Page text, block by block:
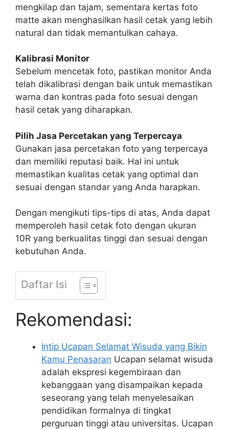
mengkilap dan tajam, sementara kertas foto
matte akan menghasilkan hasil cetak yang lebih
natural dan tidak memantulkan cahaya.
Kalibrasi Monitor
Sebelum mencetak foto, pastikan monitor Anda
telah dikalibrasi dengan baik untuk memastikan
warna dan kontras pada foto sesuai dengan
hasil cetak yang diharapkan.
Pilih Jasa Percetakan yang Terpercaya
Gunakan jasa percetakan foto yang terpercaya
dan memiliki reputasi baik. Hal ini untuk
memastikan kualitas cetak yang optimal dan
sesuai dengan standar yang Anda harapkan.
Dengan mengikuti tips-tips di atas, Anda dapat
memperoleh hasil cetak foto dengan ukuran
10R yang berkualitas tinggi dan sesuai dengan
kebutuhan Anda.
Daftar Isi
Rekomendasi:
Intip Ucapan Selamat Wisuda yang Bikin
Kamu Penasaran Ucapan selamat wisuda
adalah ekspresi kegembiraan dan
kebanggaan yang disampaikan kepada
seseorang yang telah menyelesaikan
pendidikan formalnya di tingkat
perguruan tinggi atau universitas. Ucapan